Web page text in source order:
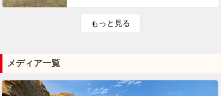
もっと見る
メディア一覧